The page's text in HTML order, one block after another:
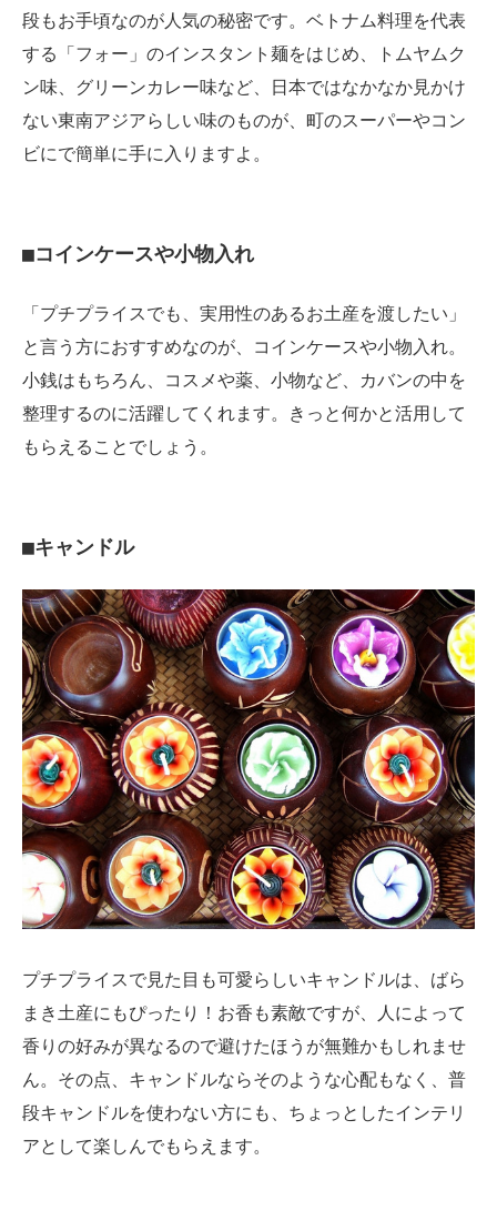
段もお手頃なのが人気の秘密です。ベトナム料理を代表
する「フォー」のインスタント麺をはじめ、トムヤムク
ン味、グリーンカレー味など、日本ではなかなか見かけ
ない東南アジアらしい味のものが、町のスーパーやコン
ビにで簡単に手に入りますよ。
■コインケースや小物入れ
「プチプライスでも、実用性のあるお土産を渡したい」
と言う方におすすめなのが、コインケースや小物入れ。
小銭はもちろん、コスメや薬、小物など、カバンの中を
整理するのに活躍してくれます。きっと何かと活用して
もらえることでしょう。
■キャンドル
プチプライスで見た目も可愛らしいキャンドルは、ばら
まき土産にもぴったり！お香も素敵ですが、人によって
香りの好みが異なるので避けたほうが無難かもしれませ
ん。その点、キャンドルならそのような心配もなく、普
段キャンドルを使わない方にも、ちょっとしたインテリ
アとして楽しんでもらえます。